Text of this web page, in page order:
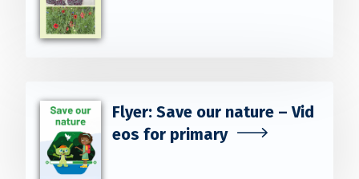
Flyer: Save our nature – Vid
eos for primary